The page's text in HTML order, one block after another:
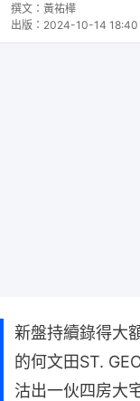
撰文： 黃祐樺
出版： 2024-10-14 18:40
新盤持續錄得大
的何文田ST.
沽出一伙四房大